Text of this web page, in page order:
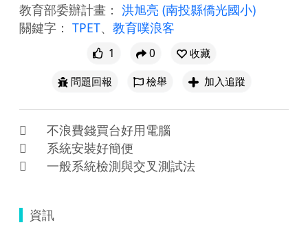
教育部委辦計畫： 洪旭亮 (南投縣僑光國小)
關鍵字： TPET、 教育噗浪客
1 0
收藏
問題回報
檢舉 加入追蹤
	不浪費錢買台好用電腦
	系統安裝好簡便
資訊